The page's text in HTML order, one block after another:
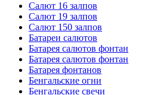
Салют 16 залпов
Салют 19 залпов
Салют 150 залпов
Батареи салютов
Батарея салютов фонтан
Батарея салютов фонтан
Батарея фонтанов
Бенгальские огни
Бенгальские свечи